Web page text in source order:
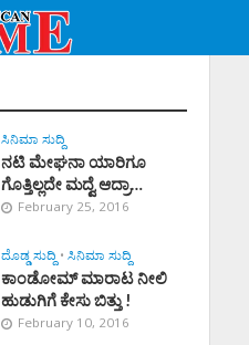
ಸಿನಿಮಾ ಸುದ್ದಿ
ನಟಿ ಮೇಘನಾ ಯಾರಿಗೂ
ಗೊತ್ತಿಲ್ಲದೇ ಮದ್ವೆ ಆದ್ರಾ…
February 25, 2016
ದೊಡ್ಡ ಸುದ್ದಿ • ಸಿನಿಮಾ ಸುದ್ದಿ
ಕಾಂಡೋಮ್ ಮಾರಾಟ ನೀಲಿ
ಹುಡುಗಿಗೆ ಕೇಸು ಬಿತ್ತು !
February 10, 2016